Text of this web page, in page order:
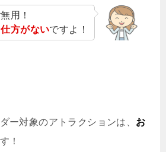
用！
方がないですよ！
ー対象のアトラクションは、 お
！